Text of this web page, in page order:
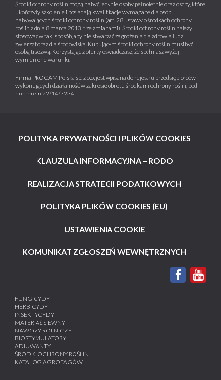
Środki ochrony roślin mogą nabyć jedynie osoby pełnoletnie oraz osoby, które
ukończyły szkolenie i posiadają kwalifikacje wymagane dla osób
nabywających środki ochrony roślin (art. 28 ustawy o środkach ochrony
roślin z dnia 8 marca 2013 r. ze zmianami). Środki ochrony roślin należy
stosować w taki sposób, aby nie stwarzać zagrożenia dla zdrowia ludzi,
zwierząt oraz dla środowiska. Kupującym środki ochrony roślin musi być
osobą trzeźwą. Korzystając z oferty oświadczasz, że spełniasz wyżej
wymienione warunki.
Firma PROCAM Polska sp. z o.o. jest wpisana do rejestru przedsiębiorców
wykonujących działalność w zakresie obrotu środkami ochrony roślin, pod
numerem 22/14/7234.
POLITYKA PRYWATNOŚCI I PLIKÓW COOKIES
KLAUZULA INFORMACYJNA – RODO
REALIZACJA STRATEGII PODATKOWYCH
POLITYKA PLIKÓW COOKIES (EU)
USTAWIENIA COOKIE
KOMUNIKAT ZGŁOSZEŃ WEWNĘTRZNYCH
FUNGICYDY
HERBICYDY
INSEKTYCYDY
MATERIAŁ SIEWNY
NAWOZY ROLNICZE
BIOSTYMULATORY
ADIUWANTY
ŚRODKI OCHRONY ROŚLIN
KATALOG AGROFAGÓW